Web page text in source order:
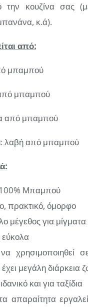
κουζίνα σας
κ.ά).
από:
μπαμπού
μπαμπού
από μπαμπού
λαβή από μπαμπού
Μπαμπού
πρακτικό, όμορφο
μέγεθος για
εύκολα
χρησιμοποιηθεί
μεγάλη διάρκεια
και για ταξίδια
απαραίτητα